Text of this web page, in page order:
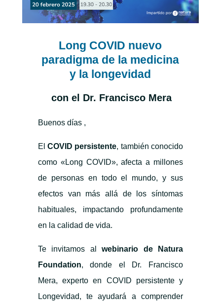
Long COVID nuevo
paradigma de la medicina
y la longevidad
con el Dr. Francisco Mera
Buenos días ,
ElCOVID persistente, también conocido
como «Long COVID», afecta a millones
de personas en todo el mundo, y sus
efectos van más allá de los síntomas
habituales, impactando profundamente
en la calidad de vida.
Te invitamos alwebinario de Natura
Foundation, donde el Dr. Francisco
Mera, experto en COVID persistente y
Longevidad, te ayudará a comprender